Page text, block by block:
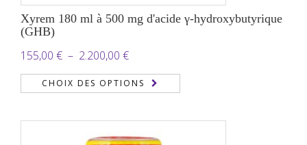
Xyrem 180 ml à 500 mg d'acide γ-hydroxybutyrique
(GHB)
155,00 € – 2.200,00 €Plage
de
prix :
à
CHOIX DES OPTIONS